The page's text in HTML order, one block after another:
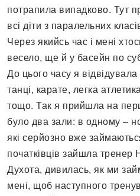
потрапила випадково. Тут
всі діти з паралельних
Через якийсь час і мені
весело, ще й у басейн по
До цього часу я відвідувала
танці, карате, легка
тощо. Так я прийшла на
було два зали: в одному –
які серйозно вже
початківців зайшла тренер
Духота, дивилась, як ми
мені, щоб наступного